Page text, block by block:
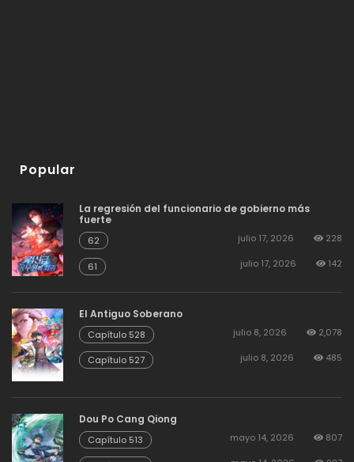
Popular
La regresión del funcionario de gobierno más
fuerte
62 julio 17, 2026 228
61 julio 17, 2026 142
El Antiguo Soberano
Capítulo 528 julio 8, 2026 2,078
Capítulo 527 julio 8, 2026 485
Dou Po Cang Qiong
Capítulo 513 mayo 14, 2026 807